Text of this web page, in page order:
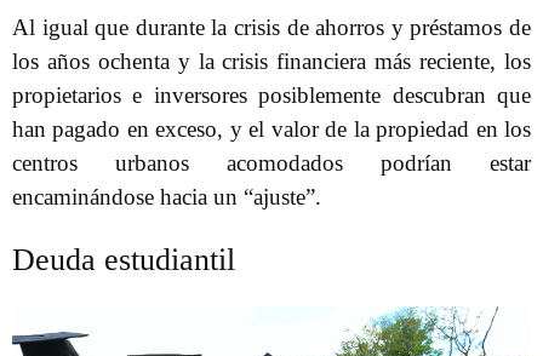
Al igual que durante la crisis de ahorros y préstamos de
los años ochenta y la crisis financiera más reciente, los
propietarios e inversores posiblemente descubran que
han pagado en exceso, y el valor de la propiedad en los
centros urbanos acomodados podrían estar
encaminándose hacia un “ajuste”.
Deuda estudiantil